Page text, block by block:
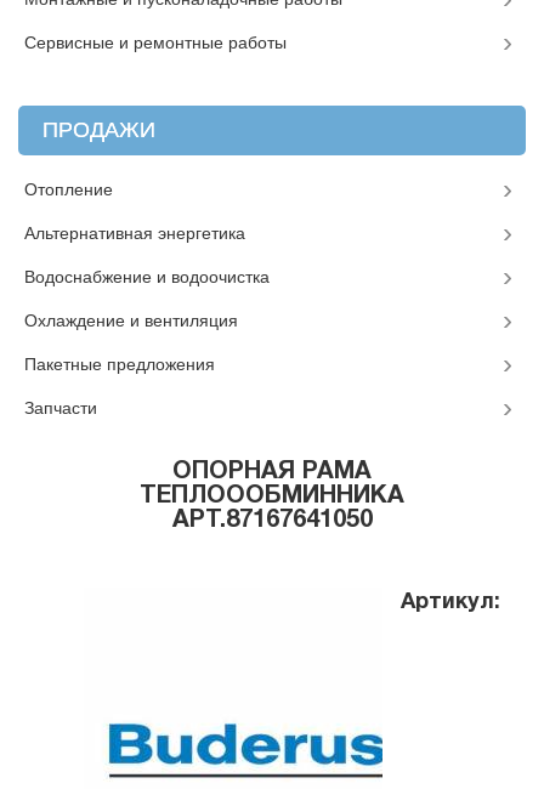
ОПОРНАЯ РАМА
ТЕПЛОООБМИННИКА
АРТ.87167641050
Артикул:
Сервисные и ремонтные работы
ПРОДАЖИ
Отопление
Альтернативная энергетика
Водоснабжение и водоочистка
Охлаждение и вентиляция
Пакетные предложения
Запчасти